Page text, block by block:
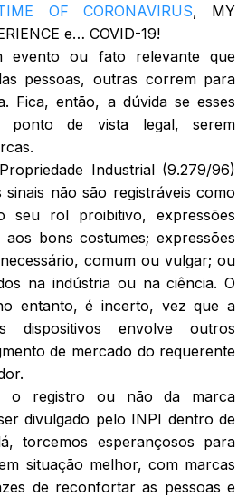
OF CORONAVIRUS, MY
e… COVID-19!
evento ou fato relevante que
pessoas, outras correm para
Fica, então, a dúvida se esses
ponto de vista legal, serem
Industrial (9.279/96)
não são registráveis como
seu rol proibitivo, expressões
bons costumes; expressões
comum ou vulgar; ou
na indústria ou na ciência. O
entanto, é incerto, vez que a
dispositivos envolve outros
de mercado do requerente
o registro ou não da marca
divulgado pelo INPI dentro de
torcemos esperançosos para
situação melhor, com marcas
de reconfortar as pessoas e